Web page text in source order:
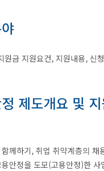
원금 지원요건, 지원내용, 신
제도개요 및
께하기, 취업 취약계층의
안정을 도모(고용안정)한